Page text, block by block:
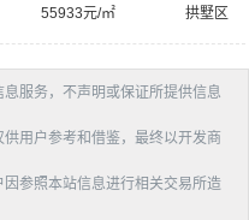
55933元/㎡ 拱墅区
服务，不声明或保证所提供信息
用户参考和借鉴，最终以开发商
参照本站信息进行相关交易所造